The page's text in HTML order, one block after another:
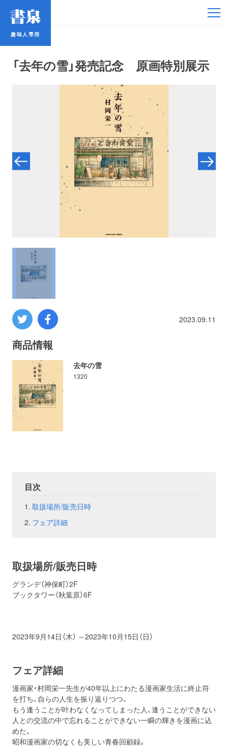
趣味人専用
「去年の雪」発売記念 原画特別展示
2023.09.11
商品情報
去年の雪
1320
目次
取扱場所/販売日時
フェア詳細
取扱場所/販売日時
グランデ（神保町）2F
ブックタワー（秋葉原）6F
2023年9月14日（木） ～2023年10月15日（日）
フェア詳細
漫画家・村岡栄一先生が40年以上にわたる漫画家生活に終止符
を打ち、自らの人生を振り返りつつ、
もう逢うことが叶わなくなってしまった人、逢うことができない
人との交流の中で忘れることができない一瞬の輝きを漫画に込
めた、
昭和漫画家の切なくも美しい青春回顧録。
趣味人専用
コミック・ラノベ
プロレス
数学
コンピューター
ミリタリー
その他
イベント